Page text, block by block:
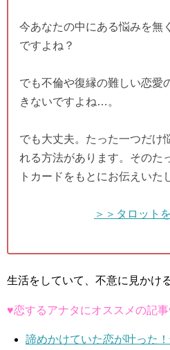
今あなたの中にある悩みを無
ですよね？
でも不倫や復縁の難しい恋愛
きないですよね…。
でも大丈夫。たった一つだけ
れる方法があります。そのた
トカードをもとにお伝えいた
＞＞タロット
生活をしていて、不意に見かけ
♥恋するアナタにオススメの記
諦めかけていた恋が叶った